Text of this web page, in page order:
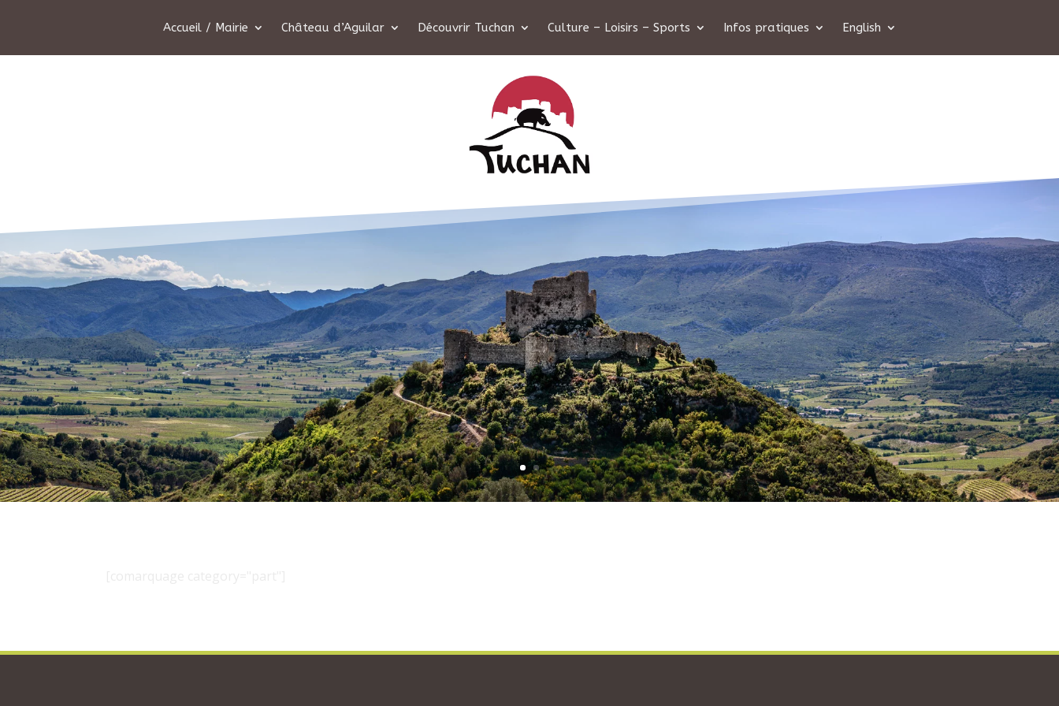
Accueil / Mairie Château d’Aguilar Découvrir Tuchan Culture – Loisirs – Sports Infos pratiques English